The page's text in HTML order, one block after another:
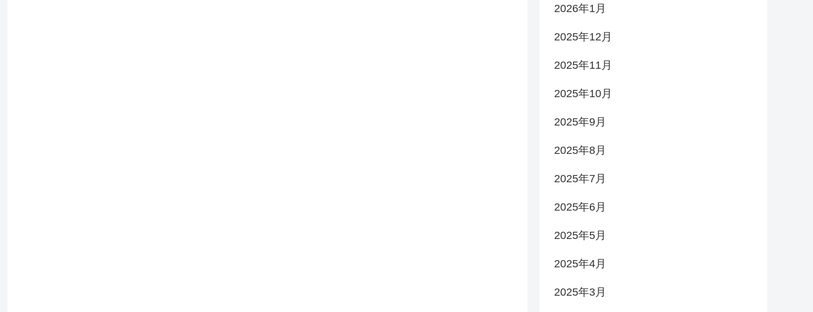
2026年1月
2025年12月
2025年11月
2025年10月
2025年9月
2025年8月
2025年7月
2025年6月
2025年5月
2025年4月
2025年3月